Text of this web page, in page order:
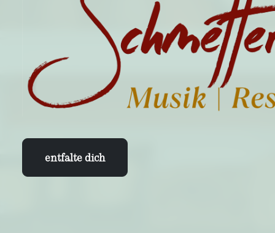
entfalte dich